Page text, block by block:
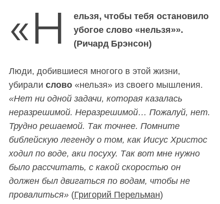
«Н
ельзя, чтобы тебя остановило
убогое слово «нельзя»».
(Ричард Брэнсон)
Люди, добившиеся многого в этой жизни,
убирали слово«нельзя» из своего мышления.
«Нет ни одной задачи, которая казалась
неразрешимой. Неразрешимой… Пожалуй, нет.
Трудно решаемой. Так точнее. Помните
библейскую легенду о том, как Иисус Христос
ходил по воде, аки посуху. Так вот мне нужно
было рассчитать, с какой скоростью он
должен был двигаться по водам, чтобы не
провалиться» (Григорий Перельман)